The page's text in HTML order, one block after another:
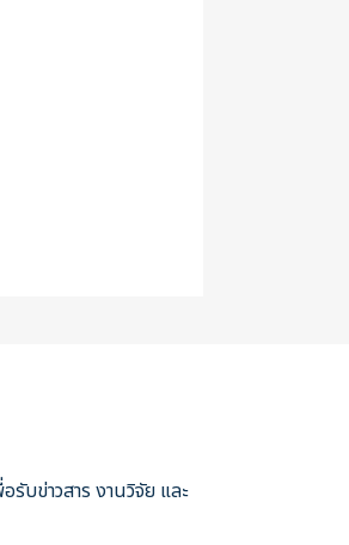
รับข่าวสาร งานวิจัย และ